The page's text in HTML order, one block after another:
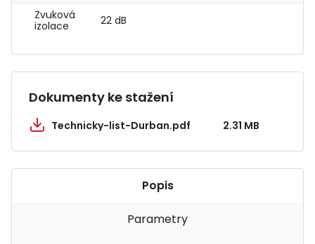
Zvuková
izolace
22 dB
Dokumenty ke stažení
Technicky-list-Durban.pdf 2.31 MB
Popis
Parametry